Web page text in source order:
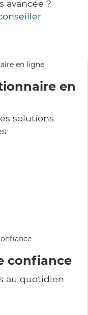
avancée ?
en
solutions
confiance
au quotidien